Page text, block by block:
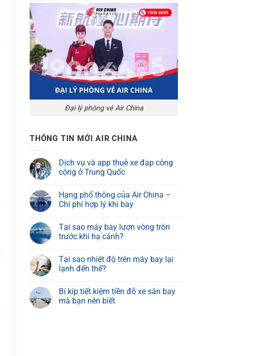
Đại lý phòng vé Air China
THÔNG TIN MỚI AIR CHINA
Dịch vụ và app thuê xe đạp công
cộng ở Trung Quốc
Hạng phổ thông của Air China –
Chi phí hợp lý khi bay
Tại sao máy bay lượn vòng tròn
trước khi hạ cánh?
Tại sao nhiệt độ trên máy bay lại
lạnh đến thế?
Bí kíp tiết kiệm tiền đỗ xe sân bay
mà bạn nên biết